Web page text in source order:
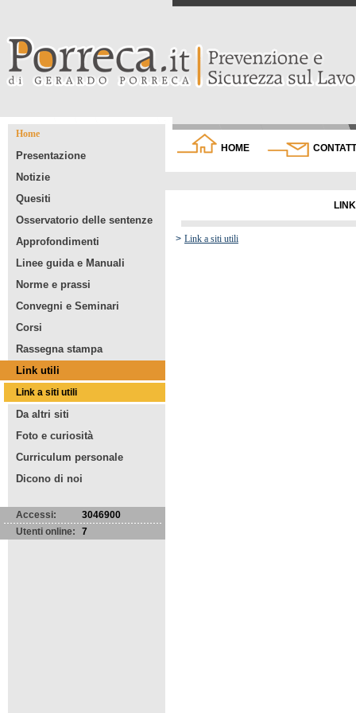
Home
Presentazione
Notizie
Quesiti
Osservatorio delle sentenze
Approfondimenti
Linee guida e Manuali
Norme e prassi
Convegni e Seminari
Corsi
Rassegna stampa
Link utili
Link a siti utili
Da altri siti
Foto e curiosità
Curriculum personale
Dicono di noi
Accessi:
3046900
Utenti online:
7
HOME
LINK A SITI
> Link a siti utili